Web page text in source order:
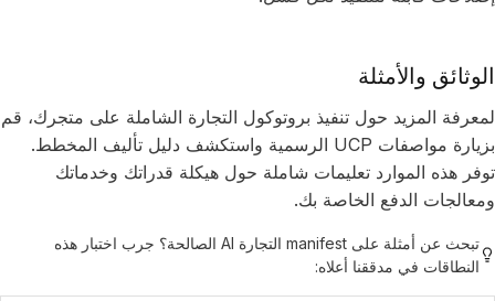
الوثائق والأمثلة
لمعرفة المزيد حول تنفيذ بروتوكول التجارة الشاملة على متجرك، قم
بزيارة مواصفات UCP الرسمية واستكشف دليل تأليف المخطط.
توفر هذه الموارد تعليمات شاملة حول هيكلة قدراتك وخدماتك
ومعالجات الدفع الخاصة بك.
تبحث عن أمثلة على manifest التجارة AI الصالحة؟ جرب اختبار هذه
النطاقات في مدققنا أعلاه: